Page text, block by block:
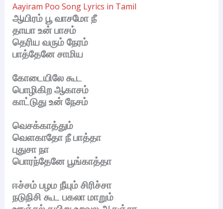
Aayiram Poo Song Lyrics in Tamil
ஆயிரம் பூ வாசமோ நீ
தாயா உன் பாசம்
தெரிய வரும் நேரம்
பாத்தேனே சாமிய
கோடையிலே கூட
பொழிகிற ஆகாசம்
காட்டுது உன் நேசம்
வெசக்காத்தும்
வெளகாதோ நீ பாத்தா
புதுசா நா
பொரந்தேனே பூங்காத்தா
ஈச்சம் பழம நீயும் சிரிச்சா
நடுநிசி கூட பகலா மாறும்